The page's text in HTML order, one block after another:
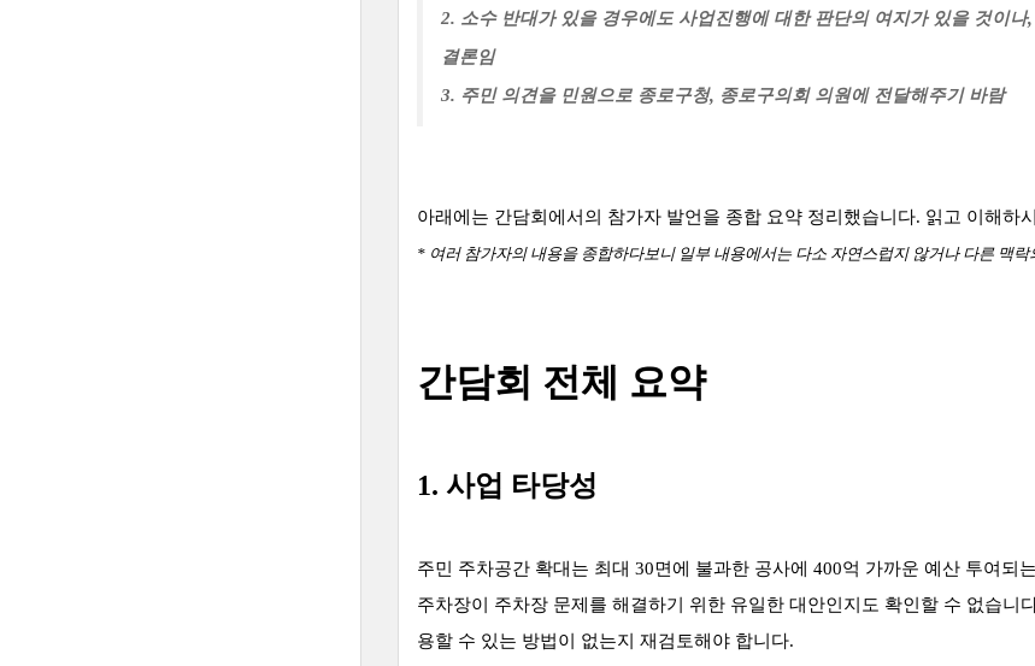
2. 소수 반대가 있을 경우에도 사업진행에 대한 판단의 여지가 있을 것이
결론임
3. 주민 의견을 민원으로 종로구청, 종로구의회 의원에 전달해주기 바람
아래에는 간담회에서의 참가자 발언을 종합 요약 정리했습니다. 읽고 이해하
* 여러 참가자의 내용을 종합하다보니 일부 내용에서는 다소 자연스럽지 않거나 다른 맥
간담회 전체 요약
1. 사업 타당성
주민 주차공간 확대는 최대 30면에 불과한 공사에 400억 가까운 예산 투여
주차장이 주차장 문제를 해결하기 위한 유일한 대안인지도 확인할 수 없습니
용할 수 있는 방법이 없는지 재검토해야 합니다.